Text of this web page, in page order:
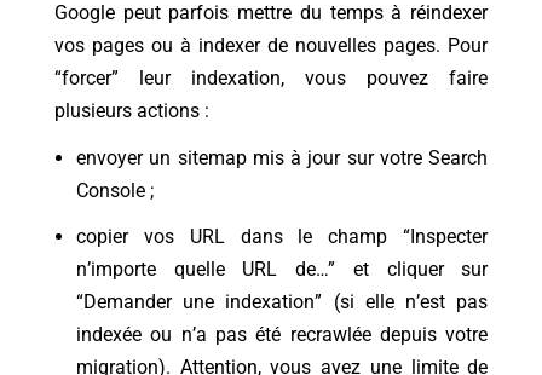
Google peut parfois mettre du temps à réindexer
vos pages ou à indexer de nouvelles pages. Pour
“forcer” leur indexation, vous pouvez faire
plusieurs actions :
envoyer un sitemap mis à jour sur votre Search
Console ;
copier vos URL dans le champ “Inspecter
n’importe quelle URL de…” et cliquer sur
“Demander une indexation” (si elle n’est pas
indexée ou n’a pas été recrawlée depuis votre
migration). Attention, vous avez une limite de